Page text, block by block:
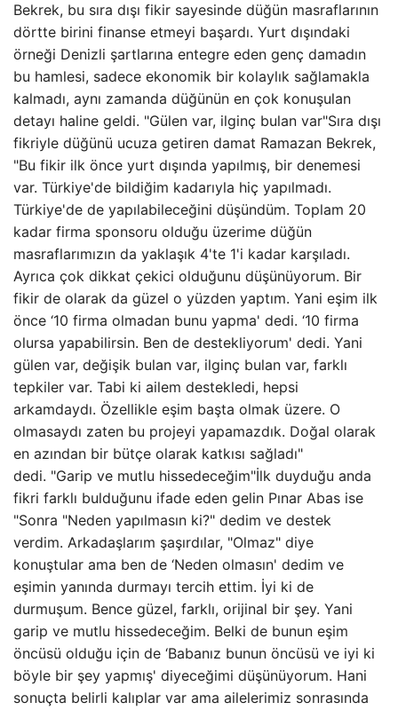
Bekrek, bu sıra dışı fikir sayesinde düğün masraflarının
dörtte birini finanse etmeyi başardı. Yurt dışındaki
örneği Denizli şartlarına entegre eden genç damadın
bu hamlesi, sadece ekonomik bir kolaylık sağlamakla
kalmadı, aynı zamanda düğünün en çok konuşulan
detayı haline geldi. "Gülen var, ilginç bulan var"Sıra dışı
fikriyle düğünü ucuza getiren damat Ramazan Bekrek,
"Bu fikir ilk önce yurt dışında yapılmış, bir denemesi
var. Türkiye'de bildiğim kadarıyla hiç yapılmadı.
Türkiye'de de yapılabileceğini düşündüm. Toplam 20
kadar firma sponsoru olduğu üzerime düğün
masraflarımızın da yaklaşık 4'te 1'i kadar karşıladı.
Ayrıca çok dikkat çekici olduğunu düşünüyorum. Bir
fikir de olarak da güzel o yüzden yaptım. Yani eşim ilk
önce ‘10 firma olmadan bunu yapma' dedi. ‘10 firma
olursa yapabilirsin. Ben de destekliyorum' dedi. Yani
gülen var, değişik bulan var, ilginç bulan var, farklı
tepkiler var. Tabi ki ailem destekledi, hepsi
arkamdaydı. Özellikle eşim başta olmak üzere. O
olmasaydı zaten bu projeyi yapamazdık. Doğal olarak
en azından bir bütçe olarak katkısı sağladı"
dedi. "Garip ve mutlu hissedeceğim"İlk duyduğu anda
fikri farklı bulduğunu ifade eden gelin Pınar Abas ise
"Sonra "Neden yapılmasın ki?" dedim ve destek
verdim. Arkadaşlarım şaşırdılar, "Olmaz" diye
konuştular ama ben de ‘Neden olmasın' dedim ve
eşimin yanında durmayı tercih ettim. İyi ki de
durmuşum. Bence güzel, farklı, orijinal bir şey. Yani
garip ve mutlu hissedeceğim. Belki de bunun eşim
öncüsü olduğu için de ‘Babanız bunun öncüsü ve iyi ki
böyle bir şey yapmış' diyeceğimi düşünüyorum. Hani
sonuçta belirli kalıplar var ama ailelerimiz sonrasında